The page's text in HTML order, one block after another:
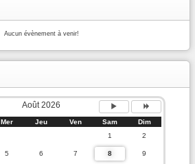
Aucun évènement à venir!
Août 2026
Mer Jeu Ven Sam
Dim
1
2
5 6 7 8 9